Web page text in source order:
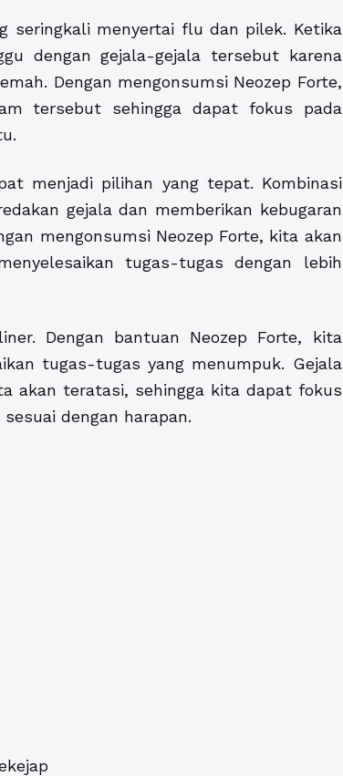
seringkali menyertai flu dan pilek. Ketika
dengan gejala-gejala tersebut karena
Dengan mengonsumsi Neozep Forte,
tersebut sehingga dapat fokus pada
menjadi pilihan yang tepat. Kombinasi
gejala dan memberikan kebugaran
mengonsumsi Neozep Forte, kita akan
tugas-tugas dengan lebih
Dengan bantuan Neozep Forte, kita
tugas-tugas yang menumpuk. Gejala
akan teratasi, sehingga kita dapat fokus
dengan harapan.